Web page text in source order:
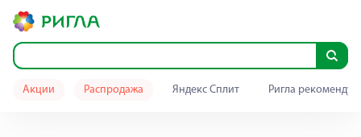
Акции Распродажа Яндекс Сплит Ригла